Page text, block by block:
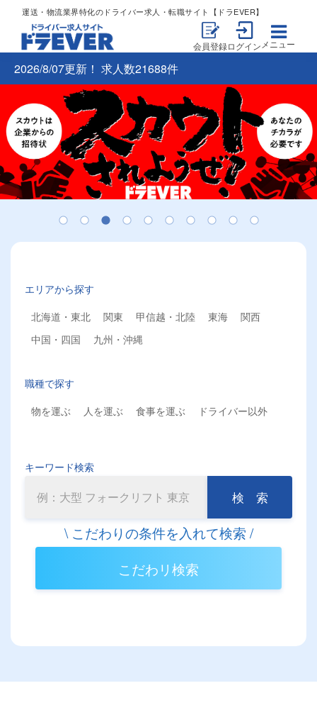
運送・物流業界特化のドライバー求人・転職サイト【ドラEVER】
会員登録ログイン メニュー
2026/8/07更新！ 求人数21688件
エリアから探す
北海道・東北
関東 甲信越・北陸 東海
関西
中国・四国
九州・沖縄
職種で探す
物を運ぶ
人を運ぶ 食事を運ぶ ドライバー以外
キーワード検索
検 索
こだわリ検索